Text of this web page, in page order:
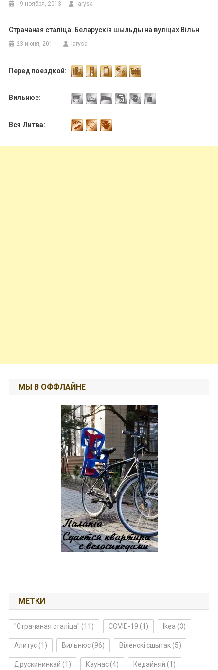
19 ноября, 2013 larysa
Страчаная сталіца. Беларускія шыльды на вуліцах Вільні
23 июня, 2011 larysa
Перед поездкой:
Вильнюс:
Вся Литва:
МЫ В ОФФЛАЙНЕ
МЕТКИ
"Страчаная сталіца" (11) COVID-19 (1) Ikea (3)
Алитус(1) Вильнюс(96) Віленскі сшытак(5)
Друскининкай (1) Каунас(4) Кедайняй (1)